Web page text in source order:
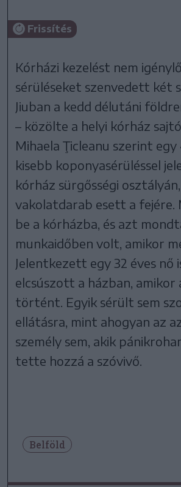
Frissítés
Kórházi kezelést nem
sérüléseket szenvedett két
Jiuban a kedd délutáni
– közölte a helyi kórház
Mihaela Ţicleanu szerint
kisebb koponyasérüléssel
kórház sürgősségi
vakolatdarab esett a fejére.
be a kórházba, és azt
munkaidőben volt, amikor
Jelentkezett egy 32 éves nő
elcsúszott a házban, amikor
történt. Egyik sérült sem
ellátásra, mint ahogyan az
személy sem, akik
tette hozzá a szóvivő.
Belföld